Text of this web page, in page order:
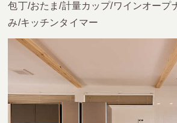
包丁/おたま/計量カップ/ワインオープ
み/キッチンタイマー